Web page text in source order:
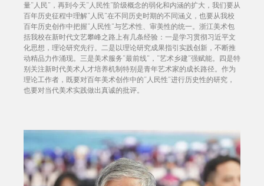
量“人民”，再到今天“人民性”阶级概念的弱化和内涵的扩大，我们要从
百年历史征程中理解“人民”在不同历史时期的不同涵义，也要从我校
百年历史创作中把握“人民性”与艺术性、审美性的统一。浙江美术包
括我校在新时代文艺攀峰之路上有几条经验：一是学习贯彻习近平文
化思想，理论研究先行。二是以理论研究成果指引实践创新，不断推
动精品力作涌现。三是美术服务“最前线”，“艺术乡建”强赋能。四是特
别关注新时代美术人才培养机制特别是青年艺术家的成长路径。作为
理论工作者，既要对百年美术创作中的“人民性”进行历史性的研究，
也要对当代美术实践做出真诚的批评。